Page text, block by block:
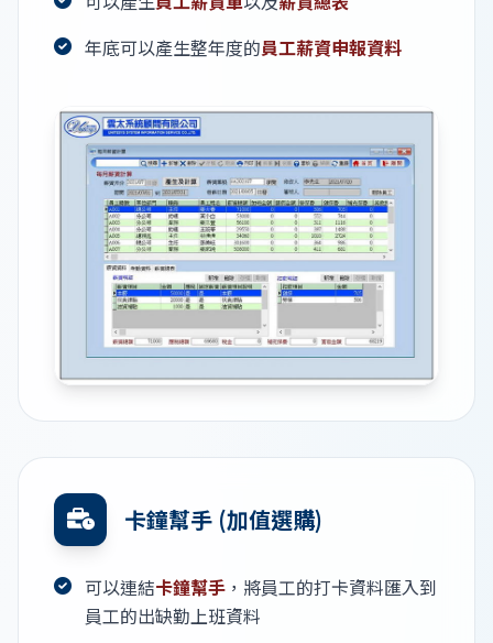
年底可以產生整年度的員工薪資申報資料
卡鐘幫手 (加值選購)
可以連結卡鐘幫手 ，將員工的打卡資料匯入到
員工的出缺勤上班資料